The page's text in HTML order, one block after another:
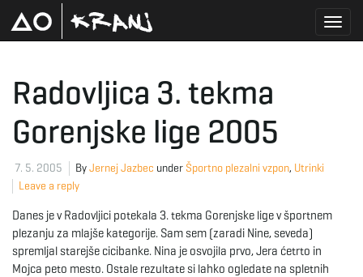
Radovljica 3. tekma
Gorenjske lige 2005
7. 5. 2005 ByJernej Jazbec under Športno plezalni vzpon, Utrinki
Leave a reply
Danes je v Radovljici potekala 3. tekma Gorenjske lige v športnem
plezanju za mlajše kategorije. Sam sem (zaradi Nine, seveda)
spremljal starejše cicibanke. Nina je osvojila prvo, Jera ćetrto in
Mojca peto mesto. Ostale rezultate si lahko ogledate na spletnih